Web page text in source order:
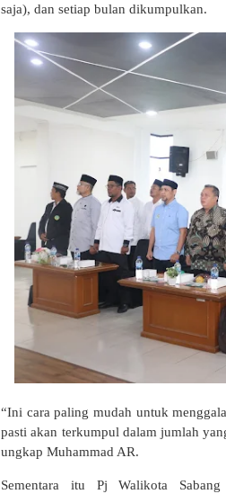
saja), dan setiap bulan dikumpulkan.
“Ini cara paling mudah untuk
pasti akan terkumpul dalam jumlah
ungkap Muhammad AR.
Sementara itu Pj Walikota Sabang